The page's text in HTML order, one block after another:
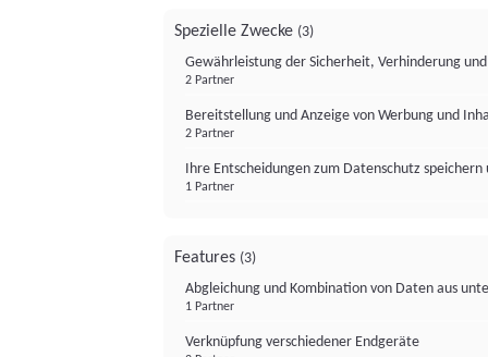
Spezielle Zwecke (3)
Gewährleistung der Sicherheit, Verhinderung
2 Partner
Bereitstellung und Anzeige von Werbung und
2 Partner
Ihre Entscheidungen zum Datenschutz
1 Partner
Features (3)
Abgleichung und Kombination von Daten aus
1 Partner
Verknüpfung verschiedener Endgeräte